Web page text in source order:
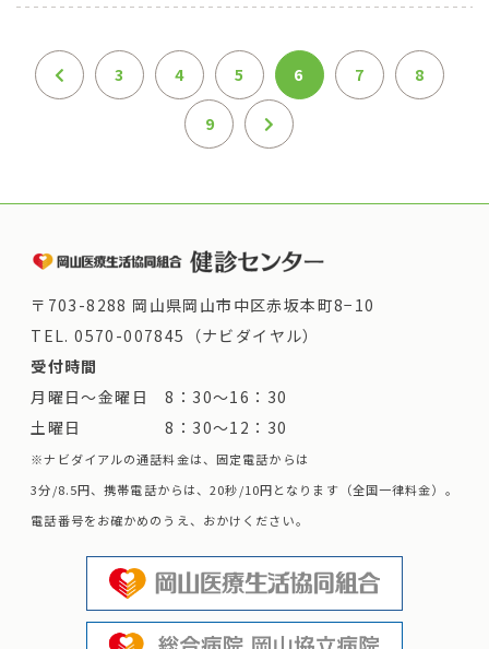
3 4 5 6 7 8
9
〒703-8288 岡山県岡山市中区赤坂本町8−10
TEL.0570-007845（ナビダイヤル）
受付時間
月曜日～金曜日 8：30～16：30
土曜日 8：30～12：30
※ナビダイアルの通話料金は、固定電話からは
3分/8.5円、携帯電話からは、20秒/10円となります（全国一律料金）。
電話番号をお確かめのうえ、おかけください。